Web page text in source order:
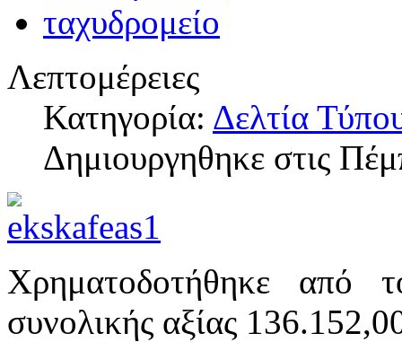
Λεπτομέρειες
Κατηγορία: Δελτία
Δημιουργηθηκε στις
Χρηματοδοτήθηκε από
συνολικής αξίας